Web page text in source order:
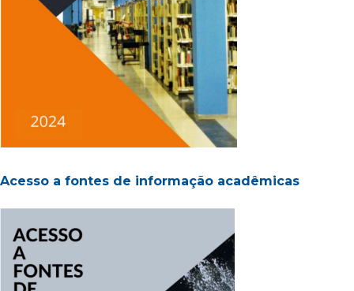
Acesso a fontes de informação acadêmicas